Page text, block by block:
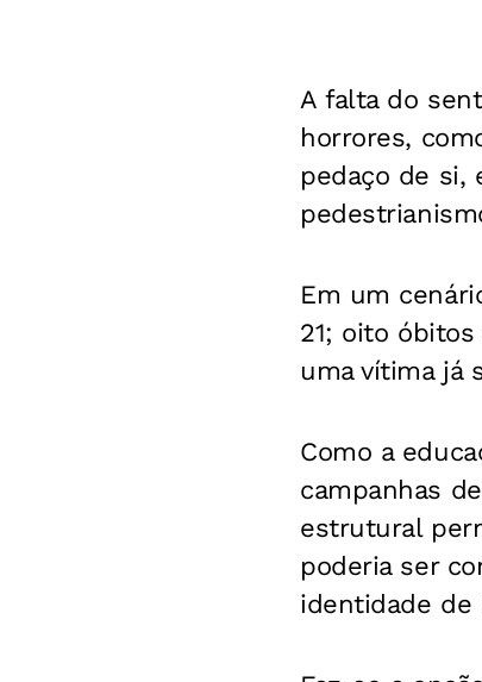
A falta do
horrores,
pedaço de si,
Em um
21; oito
uma vítima já
Como a
campanhas
estrutural
poderia ser
identidade de